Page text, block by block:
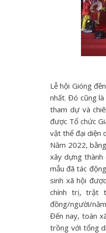
Lễ hội Gióng
nhất. Đó cũng
tham dự và
được Tổ chức
vật thể đại diện
Năm 2022,
xây dựng thành
mẫu đã tác
sinh xã hội
chính trị, trật
đồng/người/
Đến nay, toàn
trồng với tổng